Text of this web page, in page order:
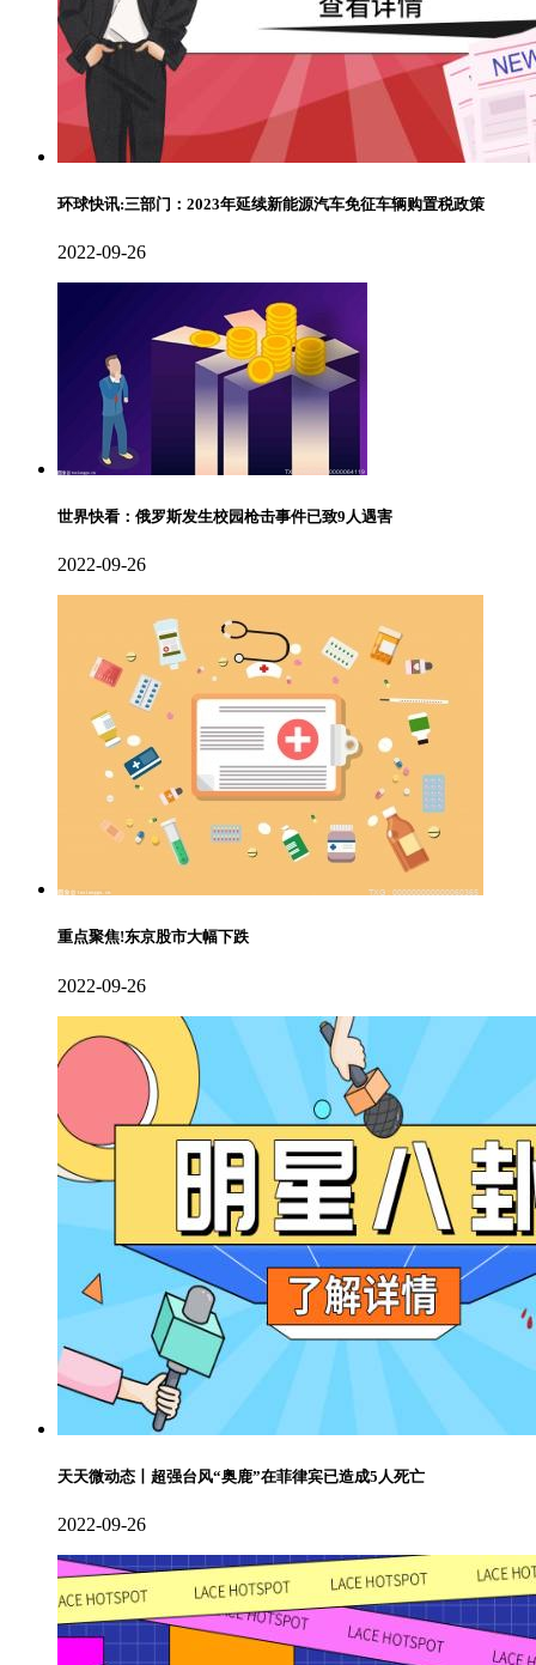
环球快讯:三部门：2023年延续新能源汽车免征车辆购置税政策
2022-09-26
世界快看：俄罗斯发生校园枪击事件已致9人遇害
2022-09-26
重点聚焦!东京股市大幅下跌
2022-09-26
天天微动态丨超强台风“奥鹿”在菲律宾已造成5人死亡
2022-09-26